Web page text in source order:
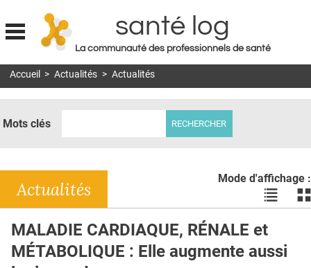
Jump to navigation
santé log
La communauté des professionnels de santé
MON COMPTE
DOSSIERS
RÉSEAUX
E-REVUE SAD
THÉMA
Accueil > Actualités > Actualités
Mots clés
Mode d'affichage :
Voir
les
en
liste
les
Actualités
MALADIE CARDIAQUE, RÉNALE et
MÉTABOLIQUE : Elle augmente aussi